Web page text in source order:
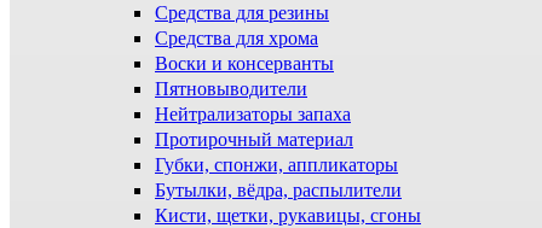
Средства для резины
Средства для хрома
Воски и консерванты
Пятновыводители
Нейтрализаторы запаха
Протирочный материал
Губки, спонжи, аппликаторы
Бутылки, вёдра, распылители
Кисти, щетки, рукавицы, сгоны